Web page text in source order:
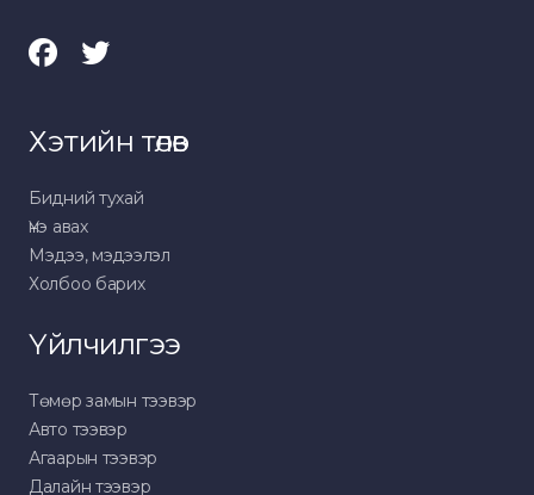
Хэтийн төлөв
Бидний тухай
Үнэ авах
Мэдээ, мэдээлэл
Холбоо барих
Үйлчилгээ
Төмөр замын тээвэр
Авто тээвэр
Агаарын тээвэр
Далайн тээвэр